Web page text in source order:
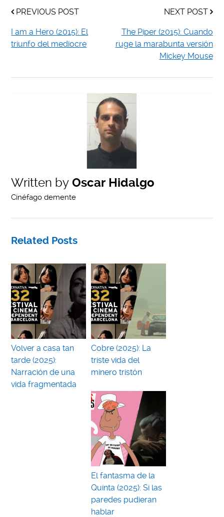
PREVIOUS POST
I am a Hero (2015): El
triunfo del mediocre
NEXT POST
The Piper (2015): Cuando
ruge la marabunta versión
Mickey Mouse
Written by Oscar Hidalgo
Cinéfago demente
Related Posts
Volver a casa tan
tarde (2025):
Narración de una
vida fragmentada
Cobre (2025): La
triste vida del
minero tristón
El fantasma de la
Quinta (2025): Si las
paredes pudieran
hablar